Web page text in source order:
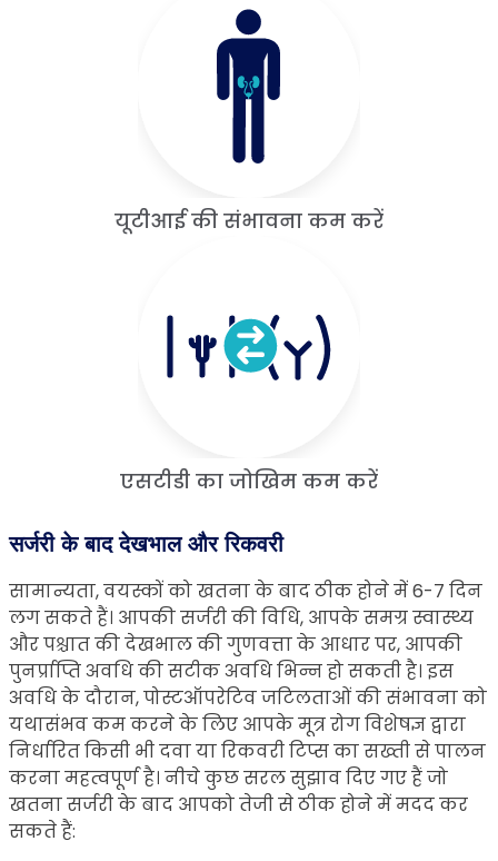
यूटीआई की संभावना कम करें
एसटीडी का जोखिम कम करें
सर्जरी के बाद देखभाल और रिकवरी
सामान्यता, वयस्कों को खतना के बाद ठीक होने में 6-7 दिन
लग सकते हैं। आपकी सर्जरी की विधि, आपके समग्र स्वास्थ्य
और पश्चात की देखभाल की गुणवत्ता के आधार पर, आपकी
पुनर्प्राप्ति अवधि की सटीक अवधि भिन्न हो सकती है। इस
अवधि के दौरान, पोस्टऑपरेटिव जटिलताओं की संभावना को
यथासंभव कम करने के लिए आपके मूत्र रोग विशेषज्ञ द्वारा
निर्धारित किसी भी दवा या रिकवरी टिप्स का सख्ती से पालन
करना महत्वपूर्ण है। नीचे कुछ सरल सुझाव दिए गए हैं जो
खतना सर्जरी के बाद आपको तेजी से ठीक होने में मदद कर
सकते हैं: